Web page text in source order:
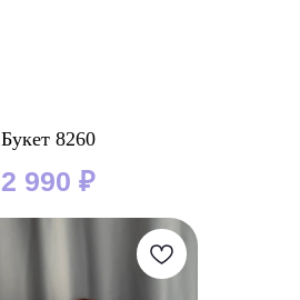
Букет 8260
2 990 ₽